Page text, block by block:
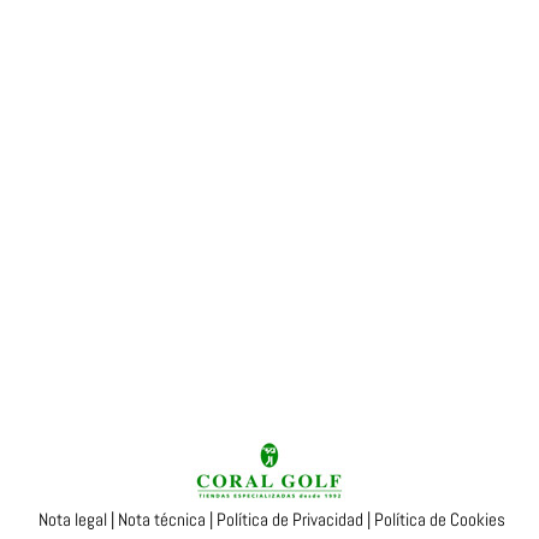
Nota legal| Nota técnica | Política de Privacidad | Política de Cookies